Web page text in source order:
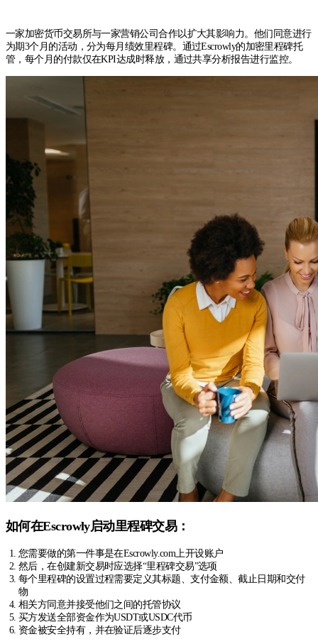
一家加密货币交易所与一家营销公司合作以扩大其影响力。他们同意进行
为期3个月的活动，分为每月绩效里程碑。通过Escrowly的加密里程碑托
管，每个月的付款仅在KPI达成时释放，通过共享分析报告进行监控。
如何在Escrowly启动里程碑交易：
您需要做的第一件事是在Escrowly.com上开设账户
然后，在创建新交易时应选择“里程碑交易”选项
每个里程碑的设置过程需要定义其标题、支付金额、截止日期和交付
物
相关方同意并接受他们之间的托管协议
买方发送全部资金作为USDT或USDC代币
资金被安全持有，并在验证后逐步支付